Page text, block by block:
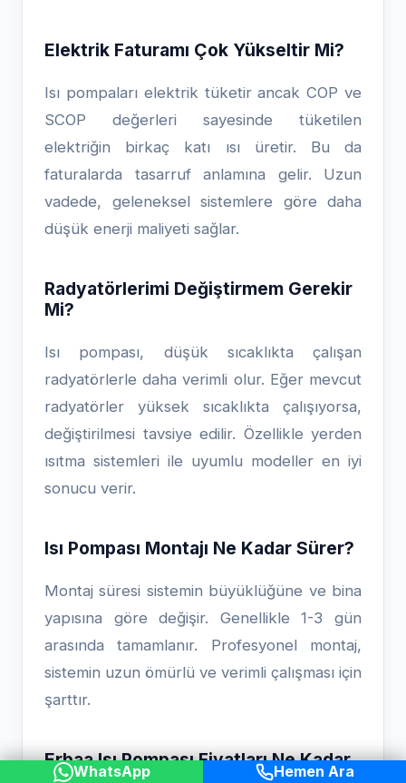
WhatsApp Hemen Ara
Elektrik Faturamı Çok Yükseltir Mi?
Isı pompaları elektrik tüketir ancak COP ve
SCOP değerleri sayesinde tüketilen
elektriğin birkaç katı ısı üretir. Bu da
faturalarda tasarruf anlamına gelir. Uzun
vadede, geleneksel sistemlere göre daha
düşük enerji maliyeti sağlar.
Radyatörlerimi Değiştirmem Gerekir
Mi?
Isı pompası, düşük sıcaklıkta çalışan
radyatörlerle daha verimli olur. Eğer mevcut
radyatörler yüksek sıcaklıkta çalışıyorsa,
değiştirilmesi tavsiye edilir. Özellikle yerden
ısıtma sistemleri ile uyumlu modeller en iyi
sonucu verir.
Isı Pompası Montajı Ne Kadar Sürer?
Montaj süresi sistemin büyüklüğüne ve bina
yapısına göre değişir. Genellikle 1-3 gün
arasında tamamlanır. Profesyonel montaj,
sistemin uzun ömürlü ve verimli çalışması için
şarttır.
Erbaa Isı Pompası Fiyatları Ne Kadar